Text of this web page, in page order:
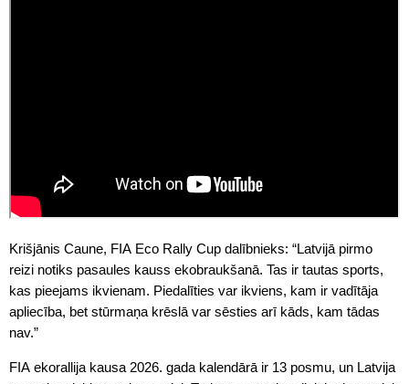
Krišjānis Caune, FIA Eco Rally Cup dalībnieks: “Latvijā pirmo
reizi notiks pasaules kauss ekobraukšanā. Tas ir tautas sports,
kas pieejams ikvienam. Piedalīties var ikviens, kam ir vadītāja
apliecība, bet stūrmaņa krēslā var sēsties arī kāds, kam tādas
nav.”
FIA ekorallija kausa 2026. gada kalendārā ir 13 posmu, un Latvija